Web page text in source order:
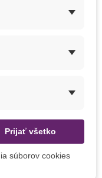
obrázkom a
Prijať všetko
súborov cookies